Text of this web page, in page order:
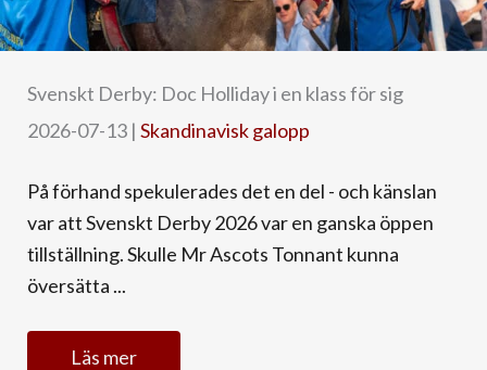
Svenskt Derby: Doc Holliday i en klass för sig
2026-07-13 | Skandinavisk galopp
På förhand spekulerades det en del - och känslan
var att Svenskt Derby 2026 var en ganska öppen
tillställning. Skulle Mr Ascots Tonnant kunna
översätta ...
Läs mer